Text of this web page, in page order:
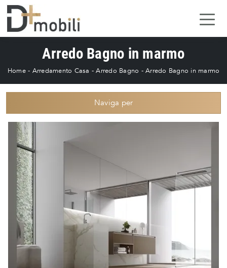
Arredo Bagno in marmo
Home- Arredamento Casa -Arredo Bagno - Arredo Bagno in marmo
Naviga per